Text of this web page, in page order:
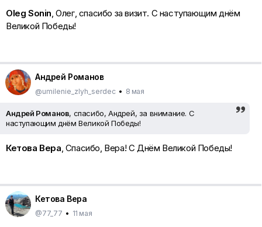
Oleg Sonin, Олег, спасибо за визит. С наступающим днём
Великой Победы!
Андрей Романов
@umilenie_zlyh_serdec • 8 мая
Андрей Романов, спасибо, Андрей, за внимание. С
наступающим днём Великой Победы!
Кетова Вера, Спасибо, Вера! С Днём Великой Победы!
Кетова Вера
@77_77 • 11 мая